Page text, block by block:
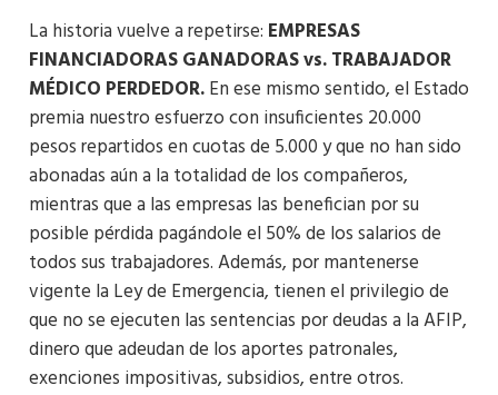
La historia vuelve a repetirse: EMPRESAS
FINANCIADORAS GANADORAS vs. TRABAJADOR
MÉDICO PERDEDOR.En ese mismo sentido, el Estado
premia nuestro esfuerzo con insuficientes 20.000
pesos repartidos en cuotas de 5.000 y que no han sido
abonadas aún a la totalidad de los compañeros,
mientras que a las empresas las benefician por su
posible pérdida pagándole el 50% de los salarios de
todos sus trabajadores. Además, por mantenerse
vigente la Ley de Emergencia, tienen el privilegio de
que no se ejecuten las sentencias por deudas a la AFIP,
dinero que adeudan de los aportes patronales,
exenciones impositivas, subsidios, entre otros.